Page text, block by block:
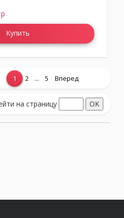
Купить
еще...
1 2 ... 5 Вперед
на страницу